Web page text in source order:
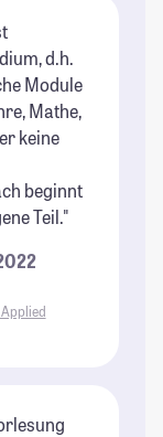
d.h.
Module
Mathe,
keine
beginnt
Teil."